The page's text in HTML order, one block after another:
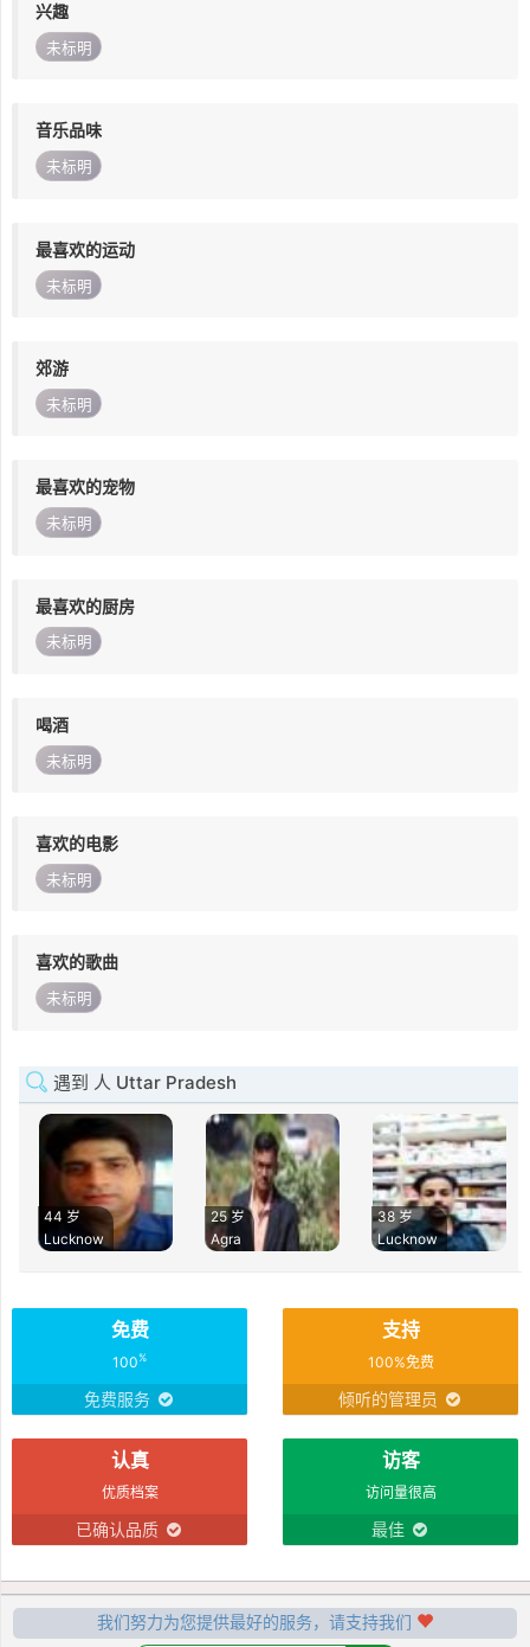
兴趣
未标明
音乐品味
未标明
最喜欢的运动
未标明
郊游
未标明
最喜欢的宠物
未标明
最喜欢的厨房
未标明
喝酒
未标明
喜欢的电影
未标明
喜欢的歌曲
未标明
遇到 人 Uttar Pradesh
44 岁
Lucknow
25 岁
Agra
38 岁
Lucknow
免费
100%
免费服务
支持
100%免费
倾听的管理员
认真
优质档案
已确认品质
访客
访问量很高
最佳
我们努力为您提供最好的服务，请支持我们